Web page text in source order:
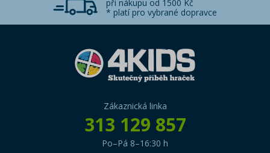
při nákupu od 1500 Kč
* platí pro vybrané dopravce
Zákaznická linka
313 129 857
Po–Pá 8–16:30 h